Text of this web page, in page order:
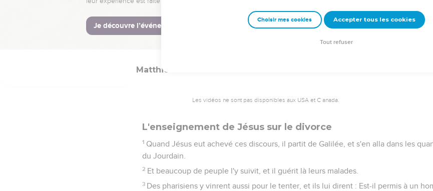
Et son maître, étant irrité, le livra aux sergents, jusqu'à ce qu'il eût payé tout ce
35 C'est ainsi que vous fera mon Père céleste, si vous ne pardonnez pas, chacun de
Matthieu
Les vidéos ne sont pas disponibles aux USA et C anada.
L'enseignement de Jésus sur le divorce
1 Quand Jésus eut achevé ces discours, il partit de Galilée, et s'en alla dans les
du Jourdain.
2 Et beaucoup de peuple l'y suivit, et il guérit là leurs malades.
3 Des pharisiens y vinrent aussi pour le tenter, et ils lui dirent : Est-il permis à un
Choisir mes cookies Accepter tous les cookies
Tout refuser